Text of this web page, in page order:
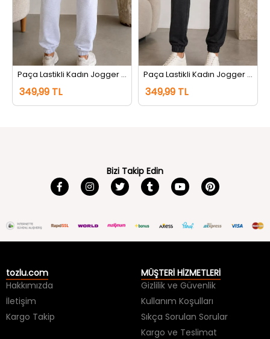
Paça Lastikli Kadın Jogger Eşofman Altı Gri
349,99 TL
Paça Lastikli Kadın Jogger Eşofman Altı Antrasit
349,99 TL
Bizi Takip Edin
tozlu.com
Hakkımızda
İletişim
Kargo Takip
MÜŞTERİ HİZMETLERİ
Gizlilik ve Güvenlik
Kullanım Koşulları
Sıkça Sorulan Sorular
Kargo ve Teslimat